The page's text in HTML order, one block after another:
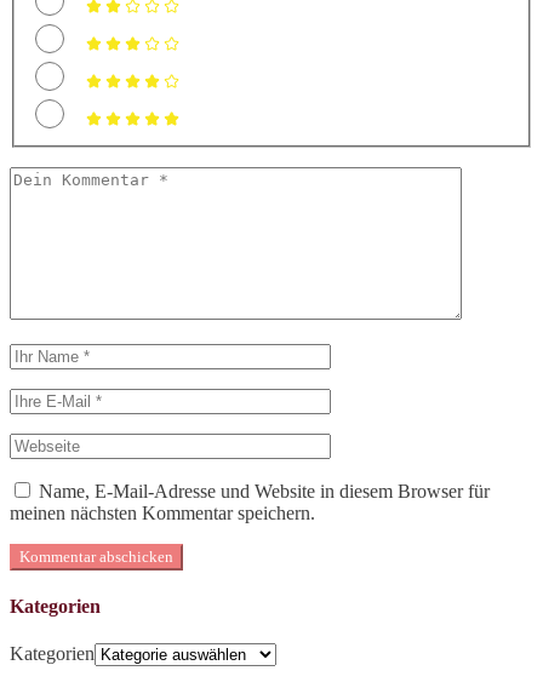
Name, E-Mail-Adresse und Website in diesem Browser für
meinen nächsten Kommentar speichern.
Kommentar abschicken
Kategorien
Kategorien